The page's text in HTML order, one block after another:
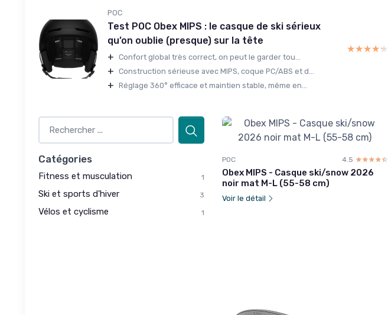
POC
Test POC Obex MIPS : le casque de ski sérieux
qu’on oublie (presque) sur la tête
+ Confort global très correct, on peut le garder tou...
+ Construction sérieuse avec MIPS, coque PC/ABS et d...
+ Réglage 360° efficace et maintien stable, même en...
★★★★★
★★★★★
Catégories
Fitness et musculation 1
Ski et sports d'hiver 3
Vélos et cyclisme 1
POC 4.5 ☆☆☆☆☆
★★★★★
Obex MIPS - Casque ski/snow 2026
noir mat M-L (55-58 cm)
Voir le détail